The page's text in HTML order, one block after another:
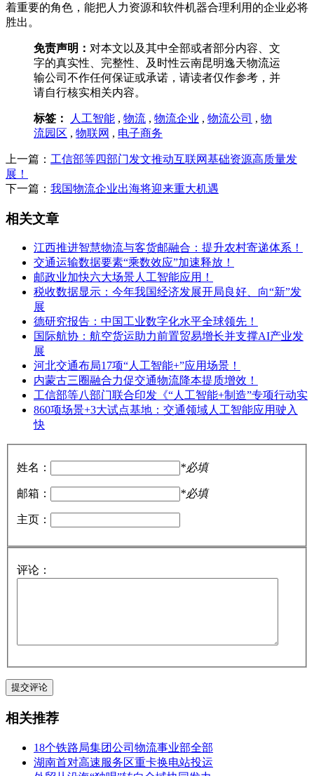
着重要的角色，能把人力资源和软件机器合理利用的企业必将
胜出。
免责声明： 对本文以及其中全部或者部分内容、文
字的真实性、完整性、及时性云南昆明逸天物流运
输公司不作任何保证或承诺，请读者仅作参考，并
请自行核实相关内容。
标签： 人工智能 , 物流 , 物流企业 , 物流公司 , 物
流园区 , 物联网 , 电子商务
上一篇： 工信部等四部门发文推动互联网基础资源高质量发
展！
下一篇： 我国物流企业出海将迎来重大机遇
相关文章
江西推进智慧物流与客货邮融合：提升农村寄递体系！
交通运输数据要素“乘数效应”加速释放！
邮政业加快六大场景人工智能应用！
税收数据显示：今年我国经济发展开局良好、向“新”发
展
德研究报告：中国工业数字化水平全球领先！
国际航协：航空货运助力前置贸易增长并支撑AI产业发
展
河北交通布局17项“人工智能+”应用场景！
内蒙古三圈融合力促交通物流降本提质增效！
工信部等八部门联合印发《“人工智能+制造”专项行动实
860项场景+3大试点基地：交通领域人工智能应用驶入
快
姓名： *必填
邮箱： *必填
主页：
评论：
相关推荐
18个铁路局集团公司物流事业部全部
湖南首对高速服务区重卡换电站投运